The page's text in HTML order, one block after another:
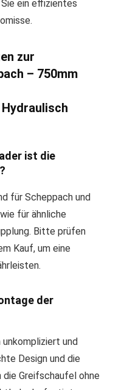
ein effizientes
zur
– 750mm
ist die
für Scheppach und
für ähnliche
Bitte prüfen
Kauf, um eine
der
und
Design und die
die Greifschaufel ohne